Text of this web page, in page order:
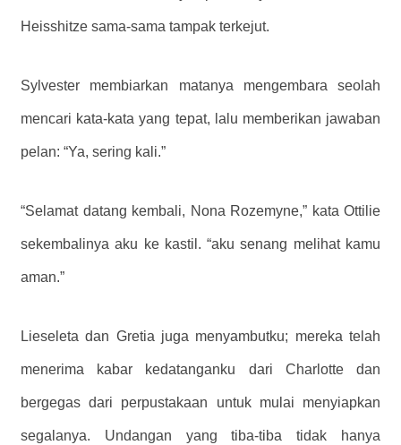
Heisshitze sama-sama tampak terkejut.
Sylvester membiarkan matanya mengembara seolah
mencari kata-kata yang tepat, lalu memberikan jawaban
pelan: “Ya, sering kali.”
“Selamat datang kembali, Nona Rozemyne,” kata Ottilie
sekembalinya aku ke kastil. “aku senang melihat kamu
aman.”
Lieseleta dan Gretia juga menyambutku; mereka telah
menerima kabar kedatanganku dari Charlotte dan
bergegas dari perpustakaan untuk mulai menyiapkan
segalanya. Undangan yang tiba-tiba tidak hanya